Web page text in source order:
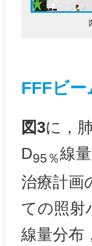
FFFビ
図3に，
D95％線
治療計画
ての照射
線量分布